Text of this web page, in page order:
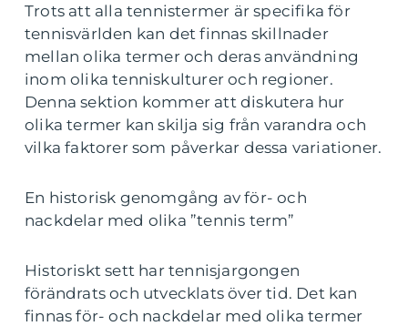
Trots att alla tennistermer är specifika för
tennisvärlden kan det finnas skillnader
mellan olika termer och deras användning
inom olika tenniskulturer och regioner.
Denna sektion kommer att diskutera hur
olika termer kan skilja sig från varandra och
vilka faktorer som påverkar dessa variationer.
En historisk genomgång av för- och
nackdelar med olika ”tennis term”
Historiskt sett har tennisjargongen
förändrats och utvecklats över tid. Det kan
finnas för- och nackdelar med olika termer